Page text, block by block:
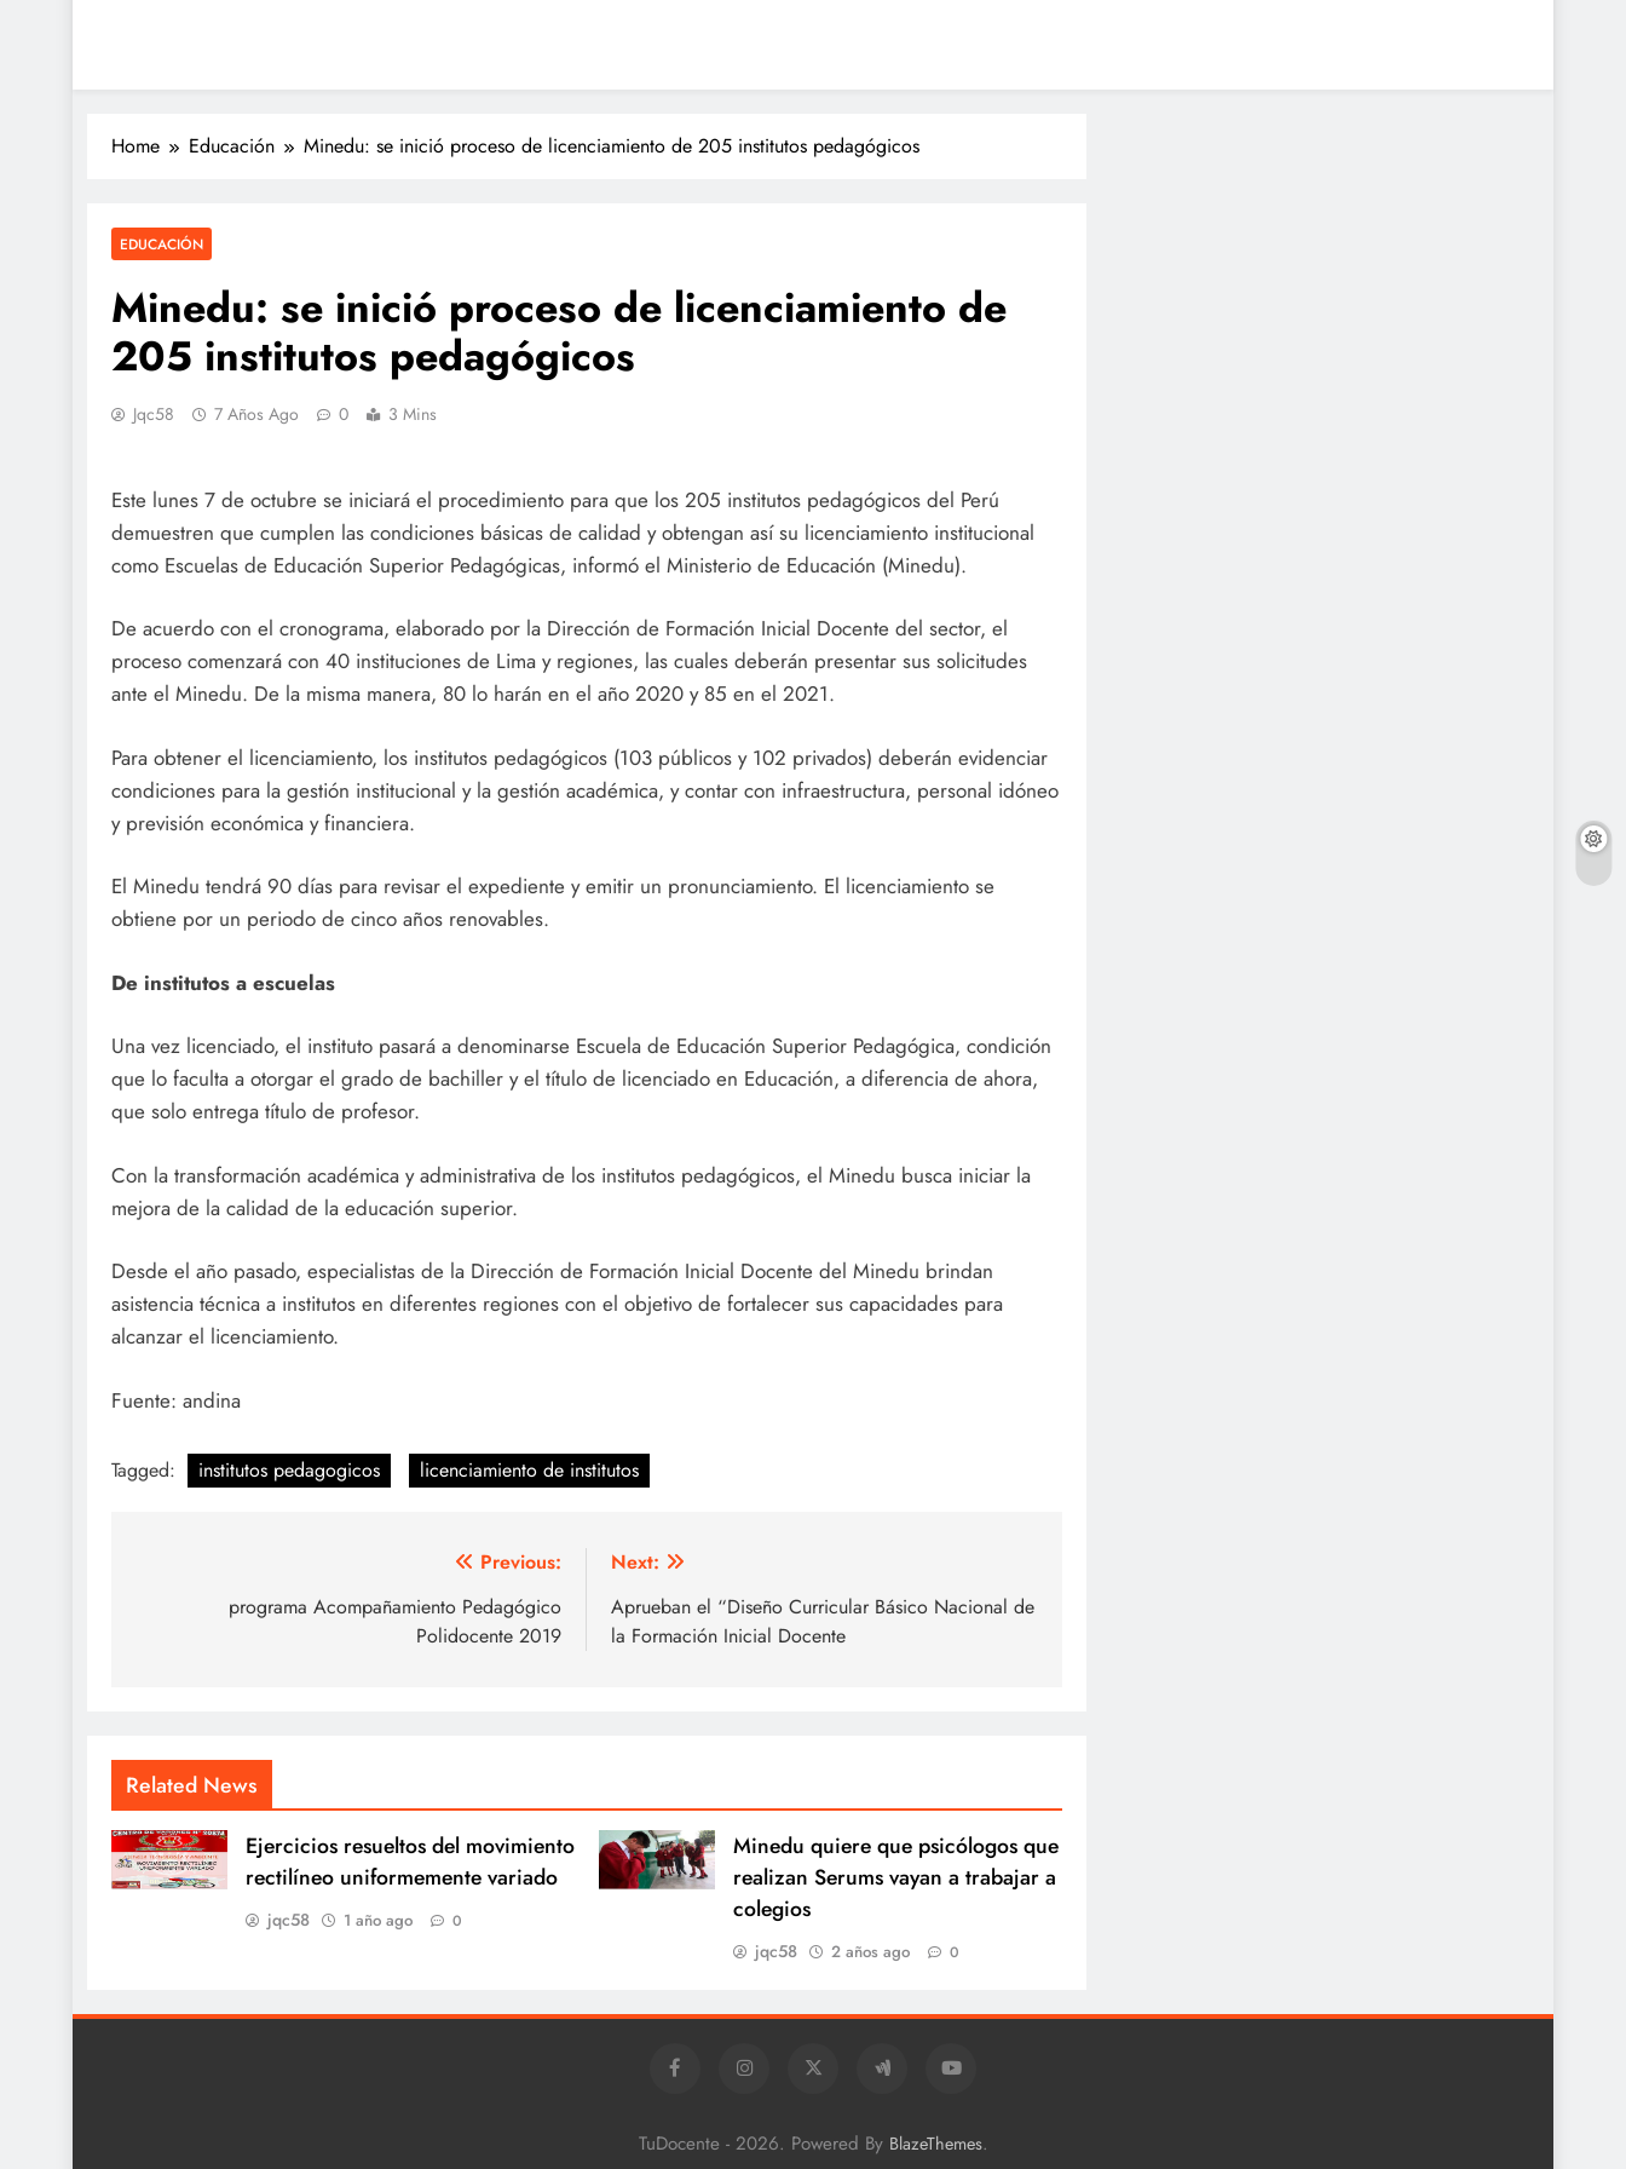
Home Educación Minedu: se inició proceso de licenciamiento de 205 institutos pedagógicos
EDUCACIÓN
Minedu: se inició proceso de licenciamiento de
205 institutos pedagógicos
Jqc58 7 Años Ago 0 3 Mins
Este lunes 7 de octubre se iniciará el procedimiento para que los 205 institutos pedagógicos del Perú
demuestren que cumplen las condiciones básicas de calidad y obtengan así su licenciamiento institucional
como Escuelas de Educación Superior Pedagógicas, informó el Ministerio de Educación (Minedu).
De acuerdo con el cronograma, elaborado por la Dirección de Formación Inicial Docente del sector, el
proceso comenzará con 40 instituciones de Lima y regiones, las cuales deberán presentar sus solicitudes
ante el Minedu. De la misma manera, 80 lo harán en el año 2020 y 85 en el 2021.
Para obtener el licenciamiento, los institutos pedagógicos (103 públicos y 102 privados) deberán evidenciar
condiciones para la gestión institucional y la gestión académica, y contar con infraestructura, personal idóneo
y previsión económica y financiera.
El Minedu tendrá 90 días para revisar el expediente y emitir un pronunciamiento. El licenciamiento se
obtiene por un periodo de cinco años renovables.
De institutos a escuelas
Una vez licenciado, el instituto pasará a denominarse Escuela de Educación Superior Pedagógica, condición
que lo faculta a otorgar el grado de bachiller y el título de licenciado en Educación, a diferencia de ahora,
que solo entrega título de profesor.
Con la transformación académica y administrativa de los institutos pedagógicos, el Minedu busca iniciar la
mejora de la calidad de la educación superior.
Desde el año pasado, especialistas de la Dirección de Formación Inicial Docente del Minedu brindan
asistencia técnica a institutos en diferentes regiones con el objetivo de fortalecer sus capacidades para
alcanzar el licenciamiento.
Fuente: andina
Tagged: institutos pedagogicos licenciamiento de institutos
Previous:
programa Acompañamiento Pedagógico
Polidocente 2019
Next:
Aprueban el “Diseño Curricular Básico Nacional de
la Formación Inicial Docente
Related News
Ejercicios resueltos del movimiento
rectilíneo uniformemente variado
jqc58 1 año ago 0
Minedu quiere que psicólogos que
realizan Serums vayan a trabajar a
colegios
jqc58 2 años ago 0
TuDocente - 2026. Powered By BlazeThemes.